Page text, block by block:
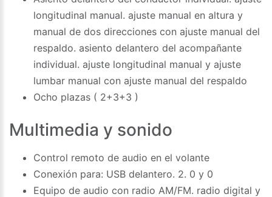
longitudinal manual. ajuste manual en altura y
manual de dos direcciones con ajuste manual del
respaldo. asiento delantero del acompañante
individual. ajuste longitudinal manual y ajuste
lumbar manual con ajuste manual del respaldo
Ocho plazas ( 2+3+3 )
Multimedia y sonido
Control remoto de audio en el volante
Conexión para: USB delantero. 2. 0 y 0
Equipo de audio con radio AM/FM. radio digital y